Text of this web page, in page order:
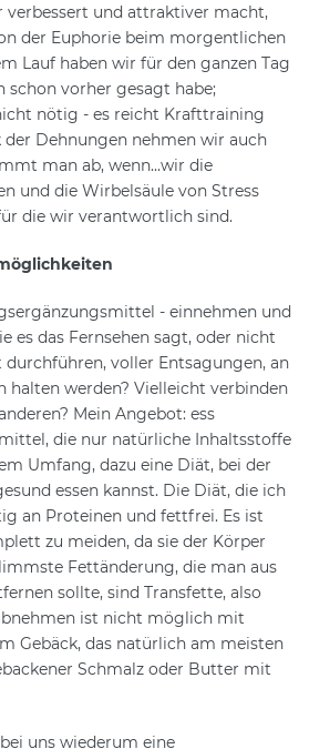
verbessert und attraktiver macht,
der Euphorie beim morgentlichen
Lauf haben wir für den ganzen Tag
schon vorher gesagt habe;
nötig - es reicht Krafttraining
Dehnungen nehmen wir auch
man ab, wenn...wir die
und die Wirbelsäule von Stress
die wir verantwortlich sind.
- einnehmen und
es das Fernsehen sagt, oder nicht
voller Entsagungen, an
halten werden? Vielleicht verbinden
Mein Angebot: ess
die nur natürliche Inhaltsstoffe
Umfang, dazu eine Diät, bei der
essen kannst. Die Diät, die ich
an Proteinen und fettfrei. Es ist
zu meiden, da sie der Körper
Fettänderung, die man aus
sollte, sind Transfette, also
ist nicht möglich mit
Gebäck, das natürlich am meisten
Schmalz oder Butter mit
uns wiederum eine